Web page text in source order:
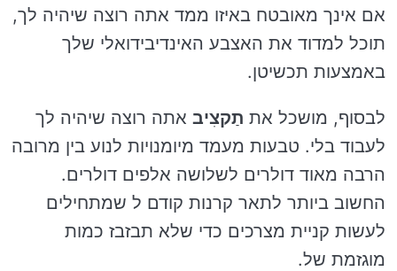
אם אינך מאובטח באיזו ממד אתה רוצה שיהיה לך,
תוכל למדוד את האצבע האינדיבידואלי שלך
באמצעות תכשיטן.
לבסוף, מושכל את תַקצִיב אתה רוצה שיהיה לך
לעבוד בלי. טבעות מעמד מיומנויות לנוע בין מרובה
הרבה מאוד דולרים לשלושה אלפים דולרים.
החשוב ביותר לתאר קרנות קודם ל שמתחילים
לעשות קניית מצרכים כדי שלא תבזבז כמות
מוגזמת של.